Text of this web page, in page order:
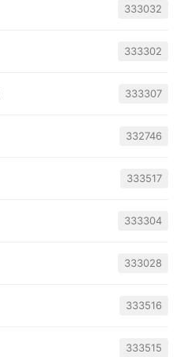
333032
333302
333307
332746
333517
333304
333028
333516
333515